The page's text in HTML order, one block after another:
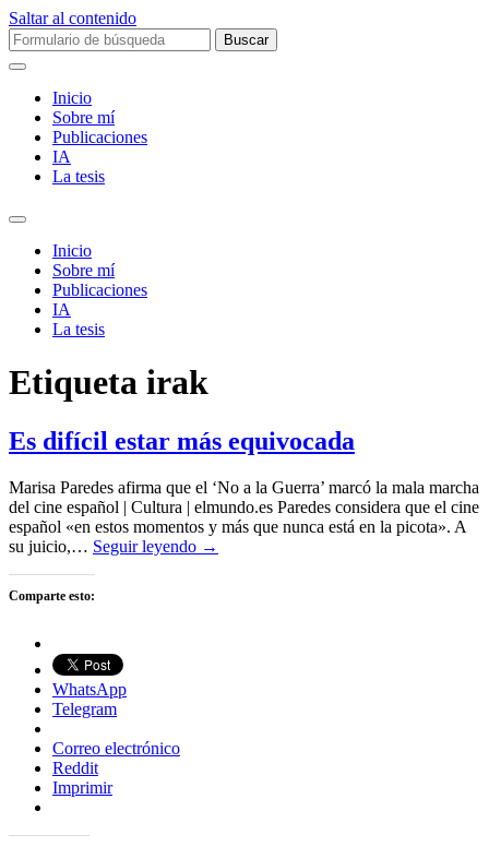
Saltar al contenido
Buscar:
Inicio
Sobre mí­
Publicaciones
IA
La tesis
Alternar
campo
búsqueda
Inicio
Sobre mí­
Publicaciones
IA
La tesis
Etiqueta irak
Es difícil estar más equivocada
Marisa Paredes afirma que el ‘No a la Guerra’ marcó la mala marcha
del cine español | Cultura | elmundo.es Paredes considera que el cine
español «en estos momentos y más que nunca está en la picota». A
su juicio,… Seguir leyendo →
Comparte esto:
WhatsApp
Telegram
Correo electrónico
Reddit
Imprimir